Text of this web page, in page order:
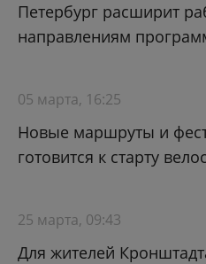
Петербург расширит
направлениям
05 марта, 16:25
Новые маршруты и
готовится к старту
25 марта, 09:43
Для жителей